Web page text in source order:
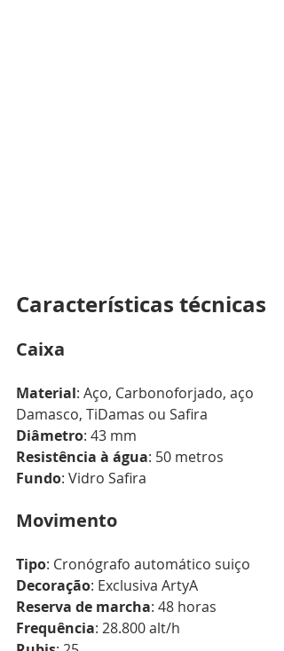
Características técnicas
Caixa
Material: Aço, Carbonoforjado, aço
Damasco, TiDamas ou Safira
Diâmetro: 43 mm
Resistência à água: 50 metros
Fundo: Vidro Safira
Movimento
Tipo: Cronógrafo automático suiço
Decoração: Exclusiva ArtyA
Reserva de marcha: 48 horas
Frequência: 28.800 alt/h